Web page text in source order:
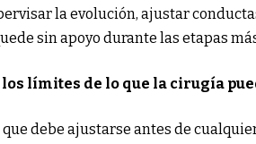
la evolución, ajustar
sin apoyo durante las etapas
límites de lo que la cirugía
debe ajustarse antes de